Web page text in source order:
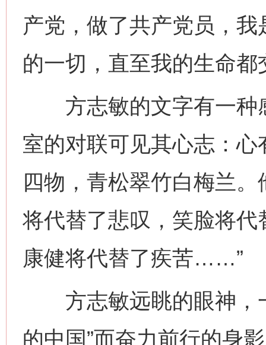
产党，做了共产党员，
的一切，直至我的生命都
方志敏的文字有一种
室的对联可见其心志：
四物，青松翠竹白梅兰
将代替了悲叹，笑脸将
康健将代替了疾苦……”
方志敏远眺的眼神，
的中国”而奋力前行的身